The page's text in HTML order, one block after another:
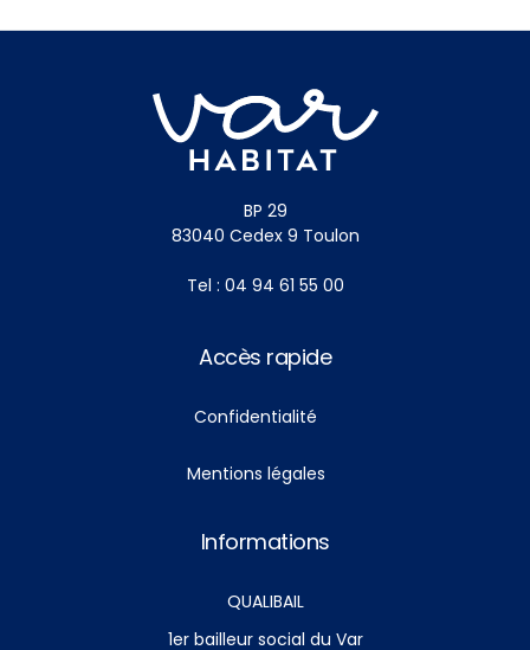
BP 29
83040 Cedex 9 Toulon
Tel : 04 94 61 55 00
Accès rapide
Confidentialité
Mentions légales
Informations
QUALIBAIL
1er bailleur social du Var